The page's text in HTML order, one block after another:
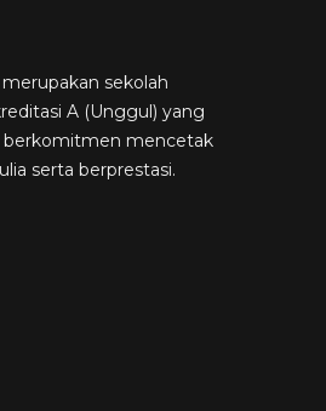
sekolah
A (Unggul) yang
berkomitmen mencetak
serta berprestasi.